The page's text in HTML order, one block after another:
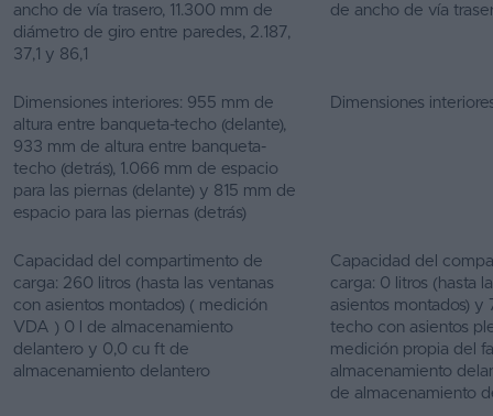
ancho de vía trasero, 11.300 mm de
diámetro de giro entre paredes, 2.187,
37,1 y 86,1
de ancho de vía
Dimensiones interiores: 955 mm de
altura entre banqueta-techo (delante),
933 mm de altura entre banqueta-
techo (detrás), 1.066 mm de espacio
para las piernas (delante) y 815 mm de
espacio para las piernas (detrás)
Dimensiones
Capacidad del compartimento de
carga: 260 litros (hasta las ventanas
con asientos montados) ( medición
VDA ) 0 l de almacenamiento
delantero y 0,0 cu ft de
almacenamiento delantero
Capacidad del
carga: 0 litros (hasta
asientos montados) y
techo con asientos
medición propia del
almacenamiento
de almacenamiento